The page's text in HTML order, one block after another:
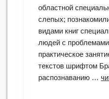
областной
слепых;
видами книг
людей с
практическое
текстов шрифтом
распознаванию …